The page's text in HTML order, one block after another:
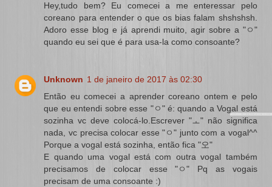
Hey,tudo bem? Eu comecei a me enteressar pelo
coreano para entender o que os bias falam shshshsh.
Adoro esse blog e já aprendi muito, agir sobre a "ㅇ"
quando eu sei que é para usa-la como consoante?
Unknown 1 de janeiro de 2017 às 02:30
Então eu comecei a aprender coreano ontem e pelo
que eu entendi sobre esse "ㅇ" é: quando a Vogal está
sozinha vc deve colocá-lo.Escrever "ㅗ" não significa
nada, vc precisa colocar esse "ㅇ" junto com a vogal^^
Porque a vogal está sozinha, então fica "오"
E quando uma vogal está com outra vogal também
precisamos de colocar esse "ㅇ" Pq as vogais
precisam de uma consoante :)